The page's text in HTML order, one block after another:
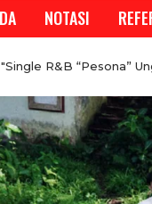
NOTASI
R&B “Pesona”
REPORTASE